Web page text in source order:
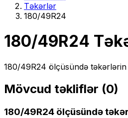
Təkərlər
180/49R24
180/49R24
180/49R24 ölçüsündə təkərlərin
Mövcud təkliflər (0)
180/49R24 ölçüsündə təkər